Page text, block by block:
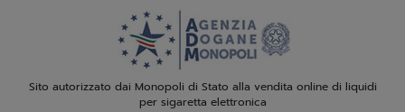
Sito autorizzato dai Monopoli di Stato alla vendita online di liquidi
per sigaretta elettronica